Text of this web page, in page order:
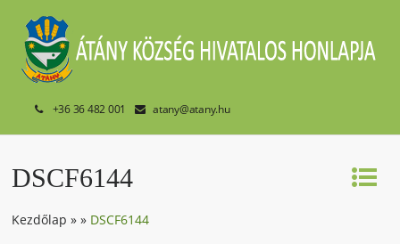
+36 36 482 001 atany@atany.hu
DSCF6144
Kezdőlap »» DSCF6144